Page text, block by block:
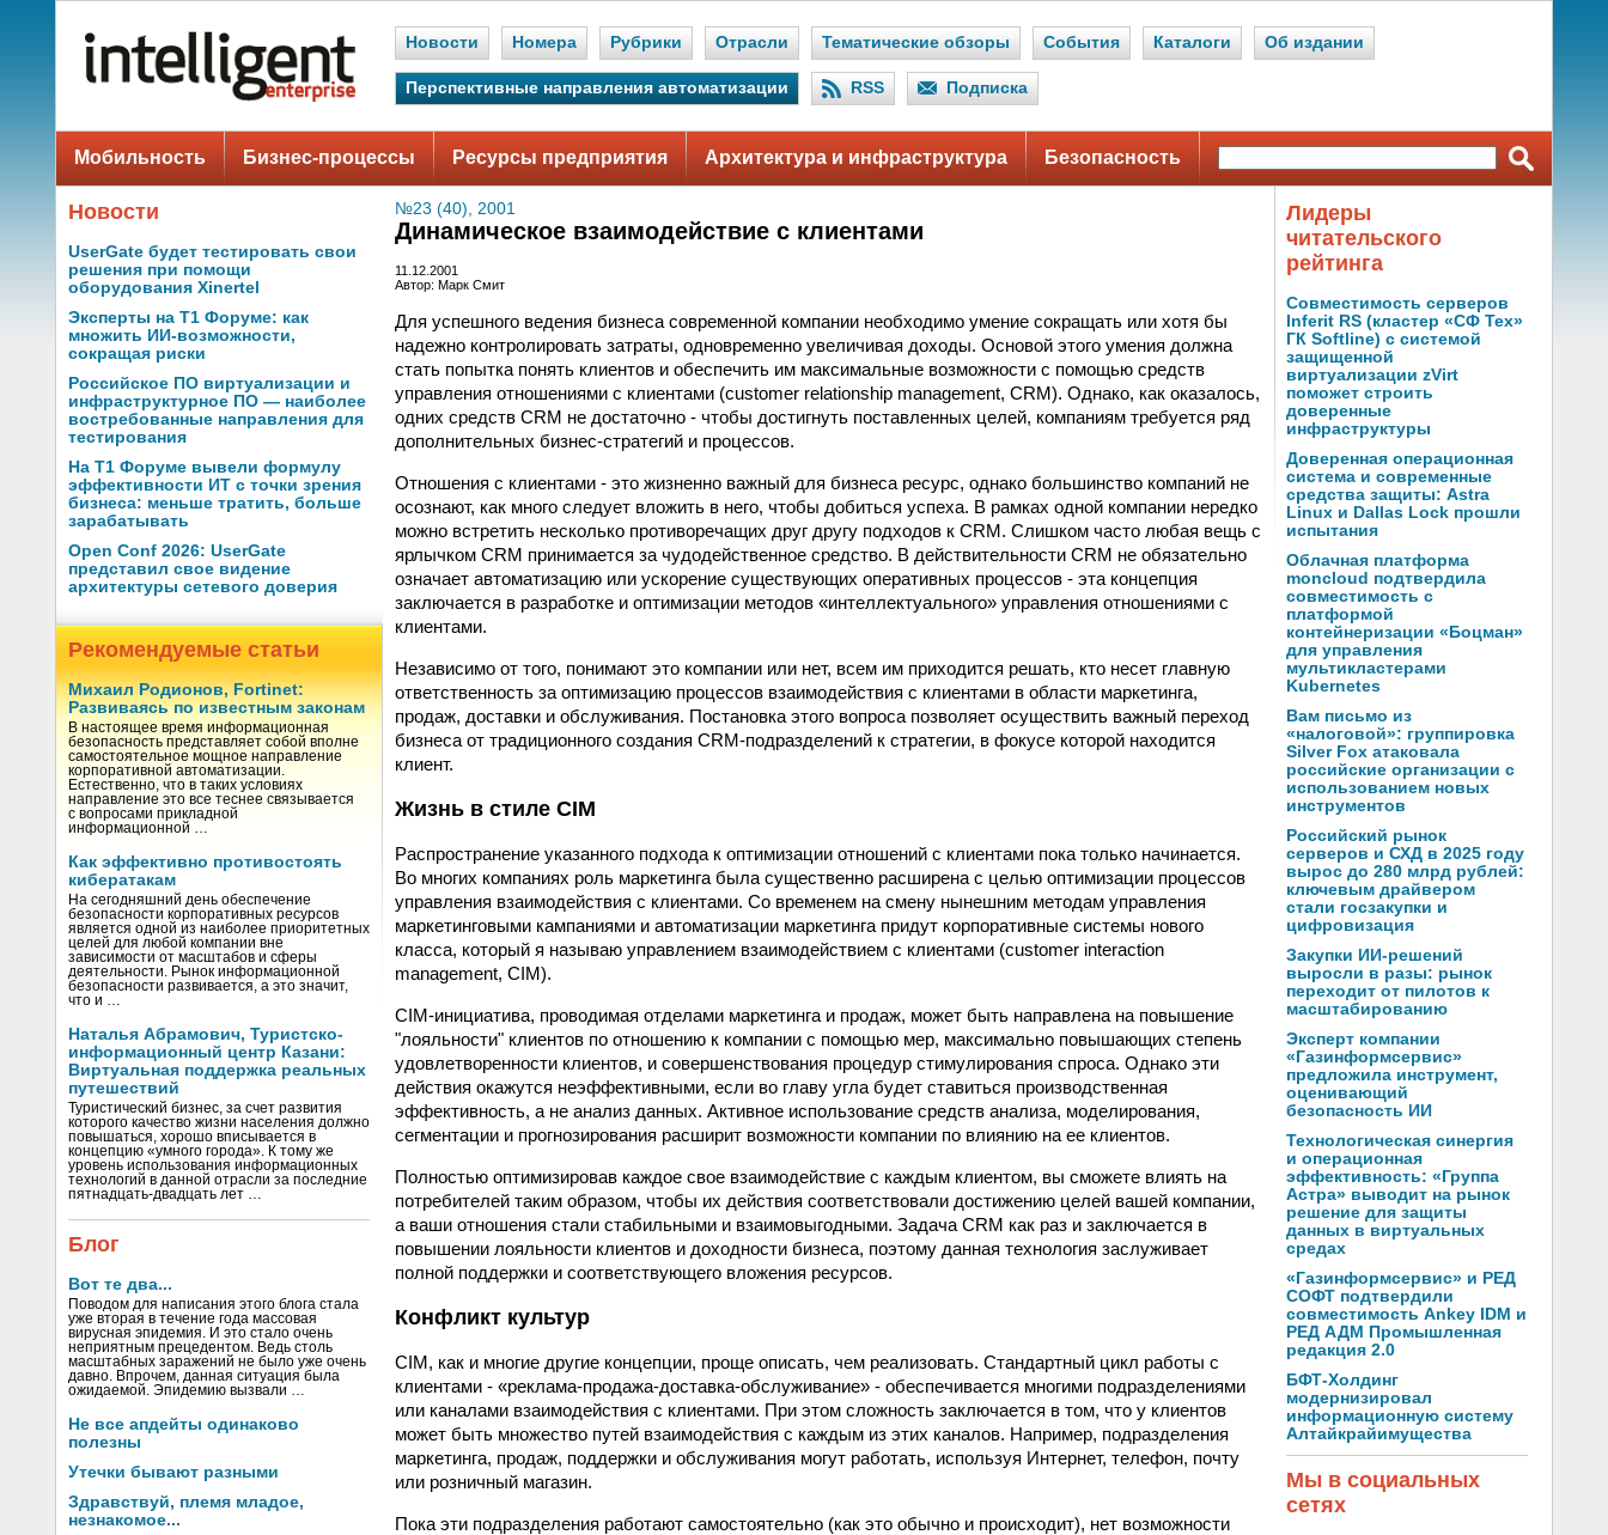
Новости Номера Рубрики Отрасли Тематические обзоры События Каталоги Об издании
Перспективные направления автоматизации RSS Подписка
Мобильность Бизнес-процессы Ресурсы предприятия Архитектура и инфраструктура Безопасность
Новости
UserGate будет тестировать свои
решения при помощи
оборудования Xinertel
Эксперты на Т1 Форуме: как
множить ИИ-возможности,
сокращая риски
Российское ПО виртуализации и
инфраструктурное ПО — наиболее
востребованные направления для
тестирования
На Т1 Форуме вывели формулу
эффективности ИТ с точки зрения
бизнеса: меньше тратить, больше
зарабатывать
Open Conf 2026: UserGate
представил свое видение
архитектуры сетевого доверия
Рекомендуемые статьи
Михаил Родионов, Fortinet:
Развиваясь по известным законам
В настоящее время информационная
безопасность представляет собой вполне
самостоятельное мощное направление
корпоративной автоматизации.
Естественно, что в таких условиях
направление это все теснее связывается
с вопросами прикладной
информационной …
Как эффективно противостоять
кибератакам
На сегодняшний день обеспечение
безопасности корпоративных ресурсов
является одной из наиболее приоритетных
целей для любой компании вне
зависимости от масштабов и сферы
деятельности. Рынок информационной
безопасности развивается, а это значит,
что и …
Наталья Абрамович, Туристско-
информационный центр Казани:
Виртуальная поддержка реальных
путешествий
Туристический бизнес, за счет развития
которого качество жизни населения должно
повышаться, хорошо вписывается в
концепцию «умного города». К тому же
уровень использования информационных
технологий в данной отрасли за последние
пятнадцать-двадцать лет …
Блог
Вот те два...
Поводом для написания этого блога стала
уже вторая в течение года массовая
вирусная эпидемия. И это стало очень
неприятным прецедентом. Ведь столь
масштабных заражений не было уже очень
давно. Впрочем, данная ситуация была
ожидаемой. Эпидемию вызвали …
Не все апдейты одинаково
полезны
Утечки бывают разными
Здравствуй, племя младое,
незнакомое...
№23 (40), 2001
Динамическое взаимодействие с клиентами
11.12.2001
Автор: Марк Смит
Для успешного ведения бизнеса современной компании необходимо умение сокращать или хотя бы
надежно контролировать затраты, одновременно увеличивая доходы. Основой этого умения должна
стать попытка понять клиентов и обеспечить им максимальные возможности с помощью средств
управления отношениями с клиентами (customer relationship management, CRM). Однако, как оказалось,
одних средств CRM не достаточно - чтобы достигнуть поставленных целей, компаниям требуется ряд
дополнительных бизнес-стратегий и процессов.
Отношения с клиентами - это жизненно важный для бизнеса ресурс, однако большинство компаний не
осознают, как много следует вложить в него, чтобы добиться успеха. В рамках одной компании нередко
можно встретить несколько противоречащих друг другу подходов к CRM. Слишком часто любая вещь с
ярлычком CRM принимается за чудодейственное средство. В действительности CRM не обязательно
означает автоматизацию или ускорение существующих оперативных процессов - эта концепция
заключается в разработке и оптимизации методов «интеллектуального» управления отношениями с
клиентами.
Независимо от того, понимают это компании или нет, всем им приходится решать, кто несет главную
ответственность за оптимизацию процессов взаимодействия с клиентами в области маркетинга,
продаж, доставки и обслуживания. Постановка этого вопроса позволяет осуществить важный переход
бизнеса от традиционного создания CRM-подразделений к стратегии, в фокусе которой находится
клиент.
Жизнь в стиле CIM
Распространение указанного подхода к оптимизации отношений с клиентами пока только начинается.
Во многих компаниях роль маркетинга была существенно расширена с целью оптимизации процессов
управления взаимодействия с клиентами. Со временем на смену нынешним методам управления
маркетинговыми кампаниями и автоматизации маркетинга придут корпоративные системы нового
класса, который я называю управлением взаимодействием с клиентами (customer interaction
management, CIM).
CIM-инициатива, проводимая отделами маркетинга и продаж, может быть направлена на повышение
"лояльности" клиентов по отношению к компании с помощью мер, максимально повышающих степень
удовлетворенности клиентов, и совершенствования процедур стимулирования спроса. Однако эти
действия окажутся неэффективными, если во главу угла будет ставиться производственная
эффективность, а не анализ данных. Активное использование средств анализа, моделирования,
сегментации и прогнозирования расширит возможности компании по влиянию на ее клиентов.
Полностью оптимизировав каждое свое взаимодействие с каждым клиентом, вы сможете влиять на
потребителей таким образом, чтобы их действия соответствовали достижению целей вашей компании,
а ваши отношения стали стабильными и взаимовыгодными. Задача CRM как раз и заключается в
повышении лояльности клиентов и доходности бизнеса, поэтому данная технология заслуживает
полной поддержки и соответствующего вложения ресурсов.
Конфликт культур
CIM, как и многие другие концепции, проще описать, чем реализовать. Стандартный цикл работы с
клиентами - «реклама-продажа-доставка-обслуживание» - обеспечивается многими подразделениями
или каналами взаимодействия с клиентами. При этом сложность заключается в том, что у клиентов
может быть множество путей взаимодействия с каждым из этих каналов. Например, подразделения
маркетинга, продаж, поддержки и обслуживания могут работать, используя Интернет, телефон, почту
или розничный магазин.
Пока эти подразделения работают самостоятельно (как это обычно и происходит), нет возможности
Лидеры
читательского
рейтинга
Совместимость серверов
Inferit RS (кластер «СФ Тех»
ГК Softline) с системой
защищенной
виртуализации zVirt
поможет строить
доверенные
инфраструктуры
Доверенная операционная
система и современные
средства защиты: Astra
Linux и Dallas Lock прошли
испытания
Облачная платформа
moncloud подтвердила
совместимость с
платформой
контейнеризации «Боцман»
для управления
мультикластерами
Kubernetes
Вам письмо из
«налоговой»: группировка
Silver Fox атаковала
российские организации с
использованием новых
инструментов
Российский рынок
серверов и СХД в 2025 году
вырос до 280 млрд рублей:
ключевым драйвером
стали госзакупки и
цифровизация
Закупки ИИ-решений
выросли в разы: рынок
переходит от пилотов к
масштабированию
Эксперт компании
«Газинформсервис»
предложила инструмент,
оценивающий
безопасность ИИ
Технологическая синергия
и операционная
эффективность: «Группа
Астра» выводит на рынок
решение для защиты
данных в виртуальных
средах
«Газинформсервис» и РЕД
СОФТ подтвердили
совместимость Ankey IDM и
РЕД АДМ Промышленная
редакция 2.0
БФТ-Холдинг
модернизировал
информационную систему
Алтайкрайимущества
Мы в социальных
сетях